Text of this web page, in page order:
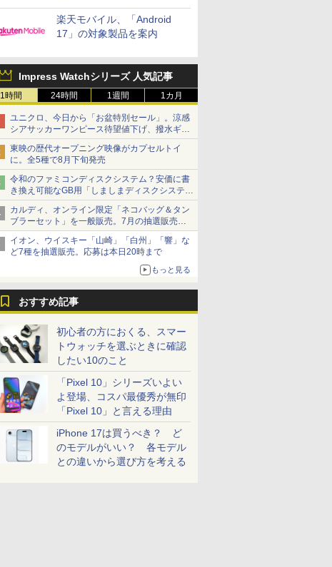
楽天モバイル、「Android
17」の対象製品を案内
Impress Watchシリーズ 人気記事
1時間 24時間 1週間 1カ月
ユニクロ、今日から「お盆特別セール」。涼感
シアサッカーワンピース待望値下げ、撥水ギア
ショーツは1990円に
東映の歴代オープニング映像がカプセルトイ
に。全5種で8月下旬発売
令和のファミコンディスクシステム？安価に書
き換え可能なGB用「しましまディスクシステ
ム」
カルディ、オンライン限定「ネコバッグ＆タン
ブラーセット」を一般販売。7月の抽選販売の
当選無効分
イオン、ウイスキー「山崎」「白州」「響」な
ど7種を抽選販売。応募は本日20時まで
もっと見る
おすすめ記事
初心者の方におくる、スマー
トウォッチを選ぶときに確認
したい10のこと
「Pixel 10」シリーズいよい
よ登場、コスパ最優秀が無印
「Pixel 10」と言える理由
iPhone 17は買うべき？ ど
のモデルがいい？ 各モデル
との違いから選び方を考える